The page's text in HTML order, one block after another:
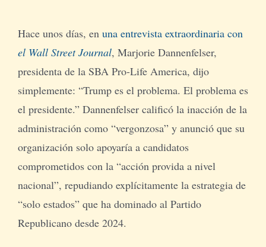
Hace unos días, en una entrevista extraordinaria con
el Wall Street Journal, Marjorie Dannenfelser,
presidenta de la SBA Pro-Life America, dijo
simplemente: “Trump es el problema. El problema es
el presidente.” Dannenfelser calificó la inacción de la
administración como “vergonzosa” y anunció que su
organización solo apoyaría a candidatos
comprometidos con la “acción provida a nivel
nacional”, repudiando explícitamente la estrategia de
“solo estados” que ha dominado al Partido
Republicano desde 2024.